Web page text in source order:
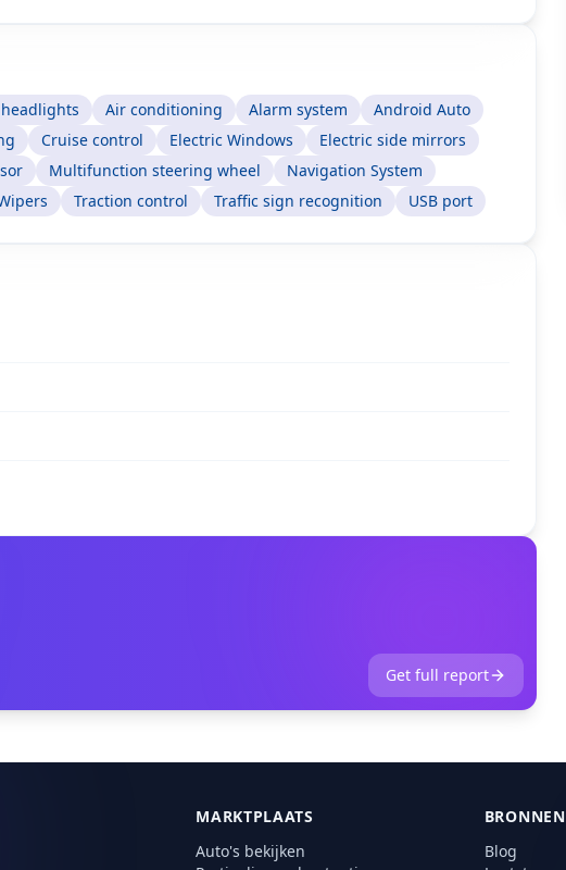
Air conditioning Alarm system
Android Auto
Cruise control Electric Windows
Electric side mirrors
Multifunction steering wheel
Navigation System
Traction control Traffic sign recognition USB port
Get full report
MARKTPLAATS
Auto's bekijken
BRONNEN
Blog